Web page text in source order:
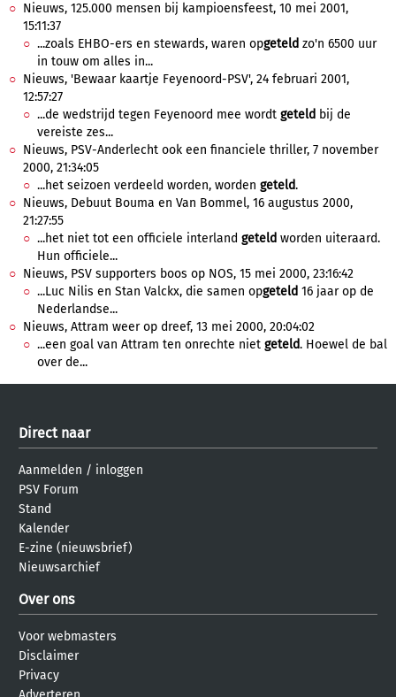
Nieuws, 125.000 mensen bij kampioensfeest, 10 mei 2001,
15:11:37
...zoals EHBO-ers en stewards, waren opgeteld zo'n 6500 uur
in touw om alles in...
Nieuws, 'Bewaar kaartje Feyenoord-PSV', 24 februari 2001,
12:57:27
...de wedstrijd tegen Feyenoord mee wordt geteld bij de
vereiste zes...
Nieuws, PSV-Anderlecht ook een financiele thriller, 7 november
2000, 21:34:05
...het seizoen verdeeld worden, worden geteld.
Nieuws, Debuut Bouma en Van Bommel, 16 augustus 2000,
21:27:55
...het niet tot een officiele interland geteld worden uiteraard.
Hun officiele...
Nieuws, PSV supporters boos op NOS, 15 mei 2000, 23:16:42
...Luc Nilis en Stan Valckx, die samen opgeteld 16 jaar op de
Nederlandse...
Nieuws, Attram weer op dreef, 13 mei 2000, 20:04:02
...een goal van Attram ten onrechte niet geteld. Hoewel de bal
over de...
Direct naar
Aanmelden / inloggen
PSV Forum
Stand
Kalender
E-zine (nieuwsbrief)
Nieuwsarchief
Over ons
Voor webmasters
Disclaimer
Privacy